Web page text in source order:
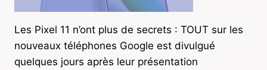
Les Pixel 11 n’ont plus de secrets : TOUT sur les
nouveaux téléphones Google est divulgué
quelques jours après leur présentation